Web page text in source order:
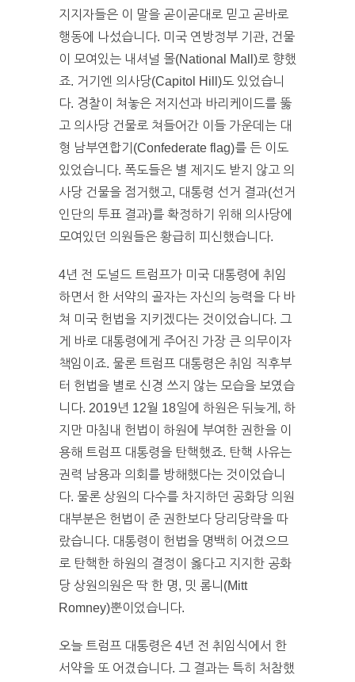
지지자들은 이 말을 곧이곧대로 믿고 곧바로
행동에 나섰습니다. 미국 연방정부 기관, 건물
이 모여있는 내셔널 몰(National Mall)로 향했
죠. 거기엔 의사당(Capitol Hill)도 있었습니
다. 경찰이 쳐놓은 저지선과 바리케이드를 뚫
고 의사당 건물로 쳐들어간 이들 가운데는 대
형 남부연합기(Confederate flag)를 든 이도
있었습니다. 폭도들은 별 제지도 받지 않고 의
사당 건물을 점거했고, 대통령 선거 결과(선거
인단의 투표 결과)를 확정하기 위해 의사당에
모여있던 의원들은 황급히 피신했습니다.
4년 전 도널드 트럼프가 미국 대통령에 취임
하면서 한 서약의 골자는 자신의 능력을 다 바
쳐 미국 헌법을 지키겠다는 것이었습니다. 그
게 바로 대통령에게 주어진 가장 큰 의무이자
책임이죠. 물론 트럼프 대통령은 취임 직후부
터 헌법을 별로 신경 쓰지 않는 모습을 보였습
니다. 2019년 12월 18일에 하원은 뒤늦게, 하
지만 마침내 헌법이 하원에 부여한 권한을 이
용해 트럼프 대통령을 탄핵했죠. 탄핵 사유는
권력 남용과 의회를 방해했다는 것이었습니
다. 물론 상원의 다수를 차지하던 공화당 의원
대부분은 헌법이 준 권한보다 당리당략을 따
랐습니다. 대통령이 헌법을 명백히 어겼으므
로 탄핵한 하원의 결정이 옳다고 지지한 공화
당 상원의원은 딱 한 명, 밋 롬니(Mitt
Romney)뿐이었습니다.
오늘 트럼프 대통령은 4년 전 취임식에서 한
서약을 또 어겼습니다. 그 결과는 특히 처참했